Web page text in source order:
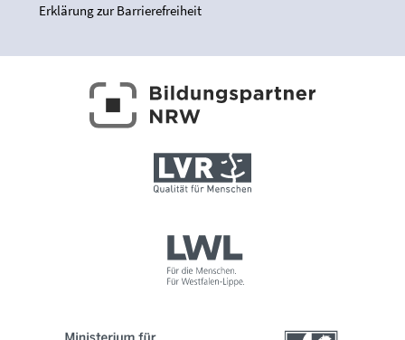
Erklärung zur Barrierefreiheit